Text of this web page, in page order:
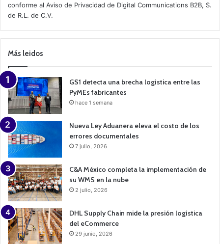
v
e
a
m
a
n
conforme al Aviso de Privacidad de Digital Communications B2B, S.
de R.L. de C.V.
Más leidos
GS1 detecta una brecha logística entre las
PyMEs fabricantes
hace 1 semana
Nueva Ley Aduanera eleva el costo de los
errores documentales
7 julio, 2026
C&A México completa la implementación de
su WMS en la nube
2 julio, 2026
DHL Supply Chain mide la presión logística
del eCommerce
29 junio, 2026